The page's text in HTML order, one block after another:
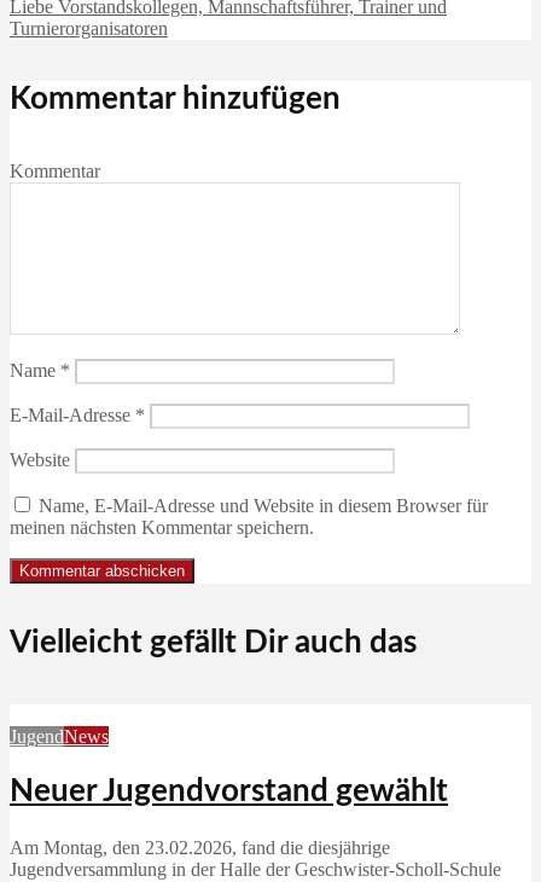
Liebe Vorstandskollegen, Mannschaftsführer, Trainer und
Turnierorganisatoren
Kommentar hinzufügen
Kommentar
Name *
E-Mail-Adresse *
Website
Name, E-Mail-Adresse und Website in diesem Browser für
meinen nächsten Kommentar speichern.
Vielleicht gefällt Dir auch das
JugendNews
Neuer Jugendvorstand gewählt
Am Montag, den 23.02.2026, fand die diesjährige
Jugendversammlung in der Halle der Geschwister-Scholl-Schule